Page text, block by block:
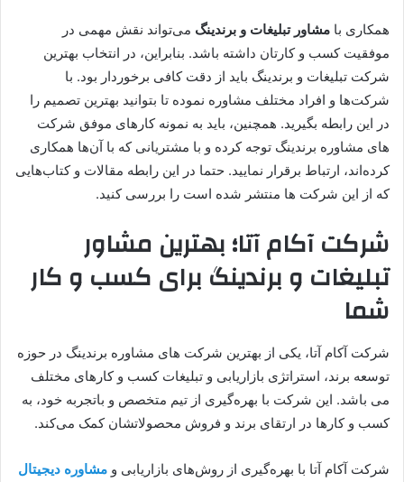
همکاری با مشاور تبلیغات و برندینگ می‌تواند نقش مهمی در
موفقیت کسب و کارتان داشته باشد. بنابراین، در انتخاب بهترین
شرکت تبلیغات و برندینگ باید از دقت کافی برخوردار بود. با
شرکت‌ها و افراد مختلف مشاوره نموده تا بتوانید بهترین تصمیم را
در این رابطه بگیرید. همچنین، باید به نمونه کارهای موفق شرکت
های مشاوره برندینگ توجه کرده و با مشتریانی که با آن‌ها همکاری
کرده‌اند، ارتباط برقرار نمایید. حتما در این رابطه مقالات و کتاب‌هایی
که از این شرکت ها منتشر شده است را بررسی کنید.
شرکت آکام آتا؛ بهترین مشاور
تبلیغات و برندینگ برای کسب و کار
شما
شرکت آکام آتا، یکی از بهترین شرکت های مشاوره برندینگ در حوزه
توسعه برند، استراتژی بازاریابی و تبلیغات کسب و کارهای مختلف
می باشد. این شرکت با بهره‌گیری از تیم متخصص و باتجربه خود، به
کسب و کارها در ارتقای برند و فروش محصولاتشان کمک می‌کند.
شرکت آکام آتا با بهره‌گیری از روش‌های بازاریابی و مشاوره دیجیتال